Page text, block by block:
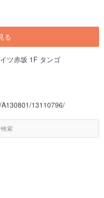
る
ツ赤坂 1F タンゴ
13110796/
索